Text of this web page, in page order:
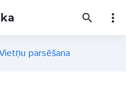
search more_vert
parsēšana